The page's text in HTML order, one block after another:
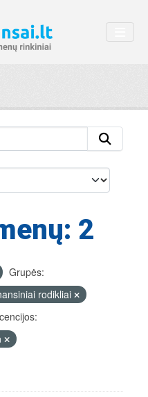
2
Grupės:
rodikliai